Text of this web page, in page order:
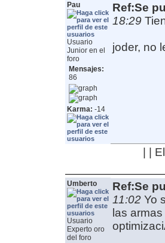
Pau
Usuario
Junior en el
foro
Mensajes:
86
Karma: -14
Ref:Se
18:29
joder, no
| |
Umberto
Usuario
Experto oro
del foro
Ref:Se
11:02 Yo
las